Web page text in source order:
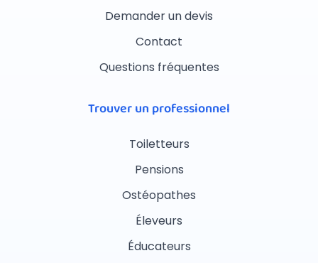
Demander un devis
Contact
Questions fréquentes
Trouver un professionnel
Toiletteurs
Pensions
Ostéopathes
Éleveurs
Éducateurs